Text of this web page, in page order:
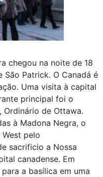
chegou na noite de 18
Patrick. O Canadá é
Uma visita à capital
principal foi o
Ordinário de Ottawa.
à Madona Negra, o
pelo
sacrificio a Nossa
canadense. Em
a basílica em uma